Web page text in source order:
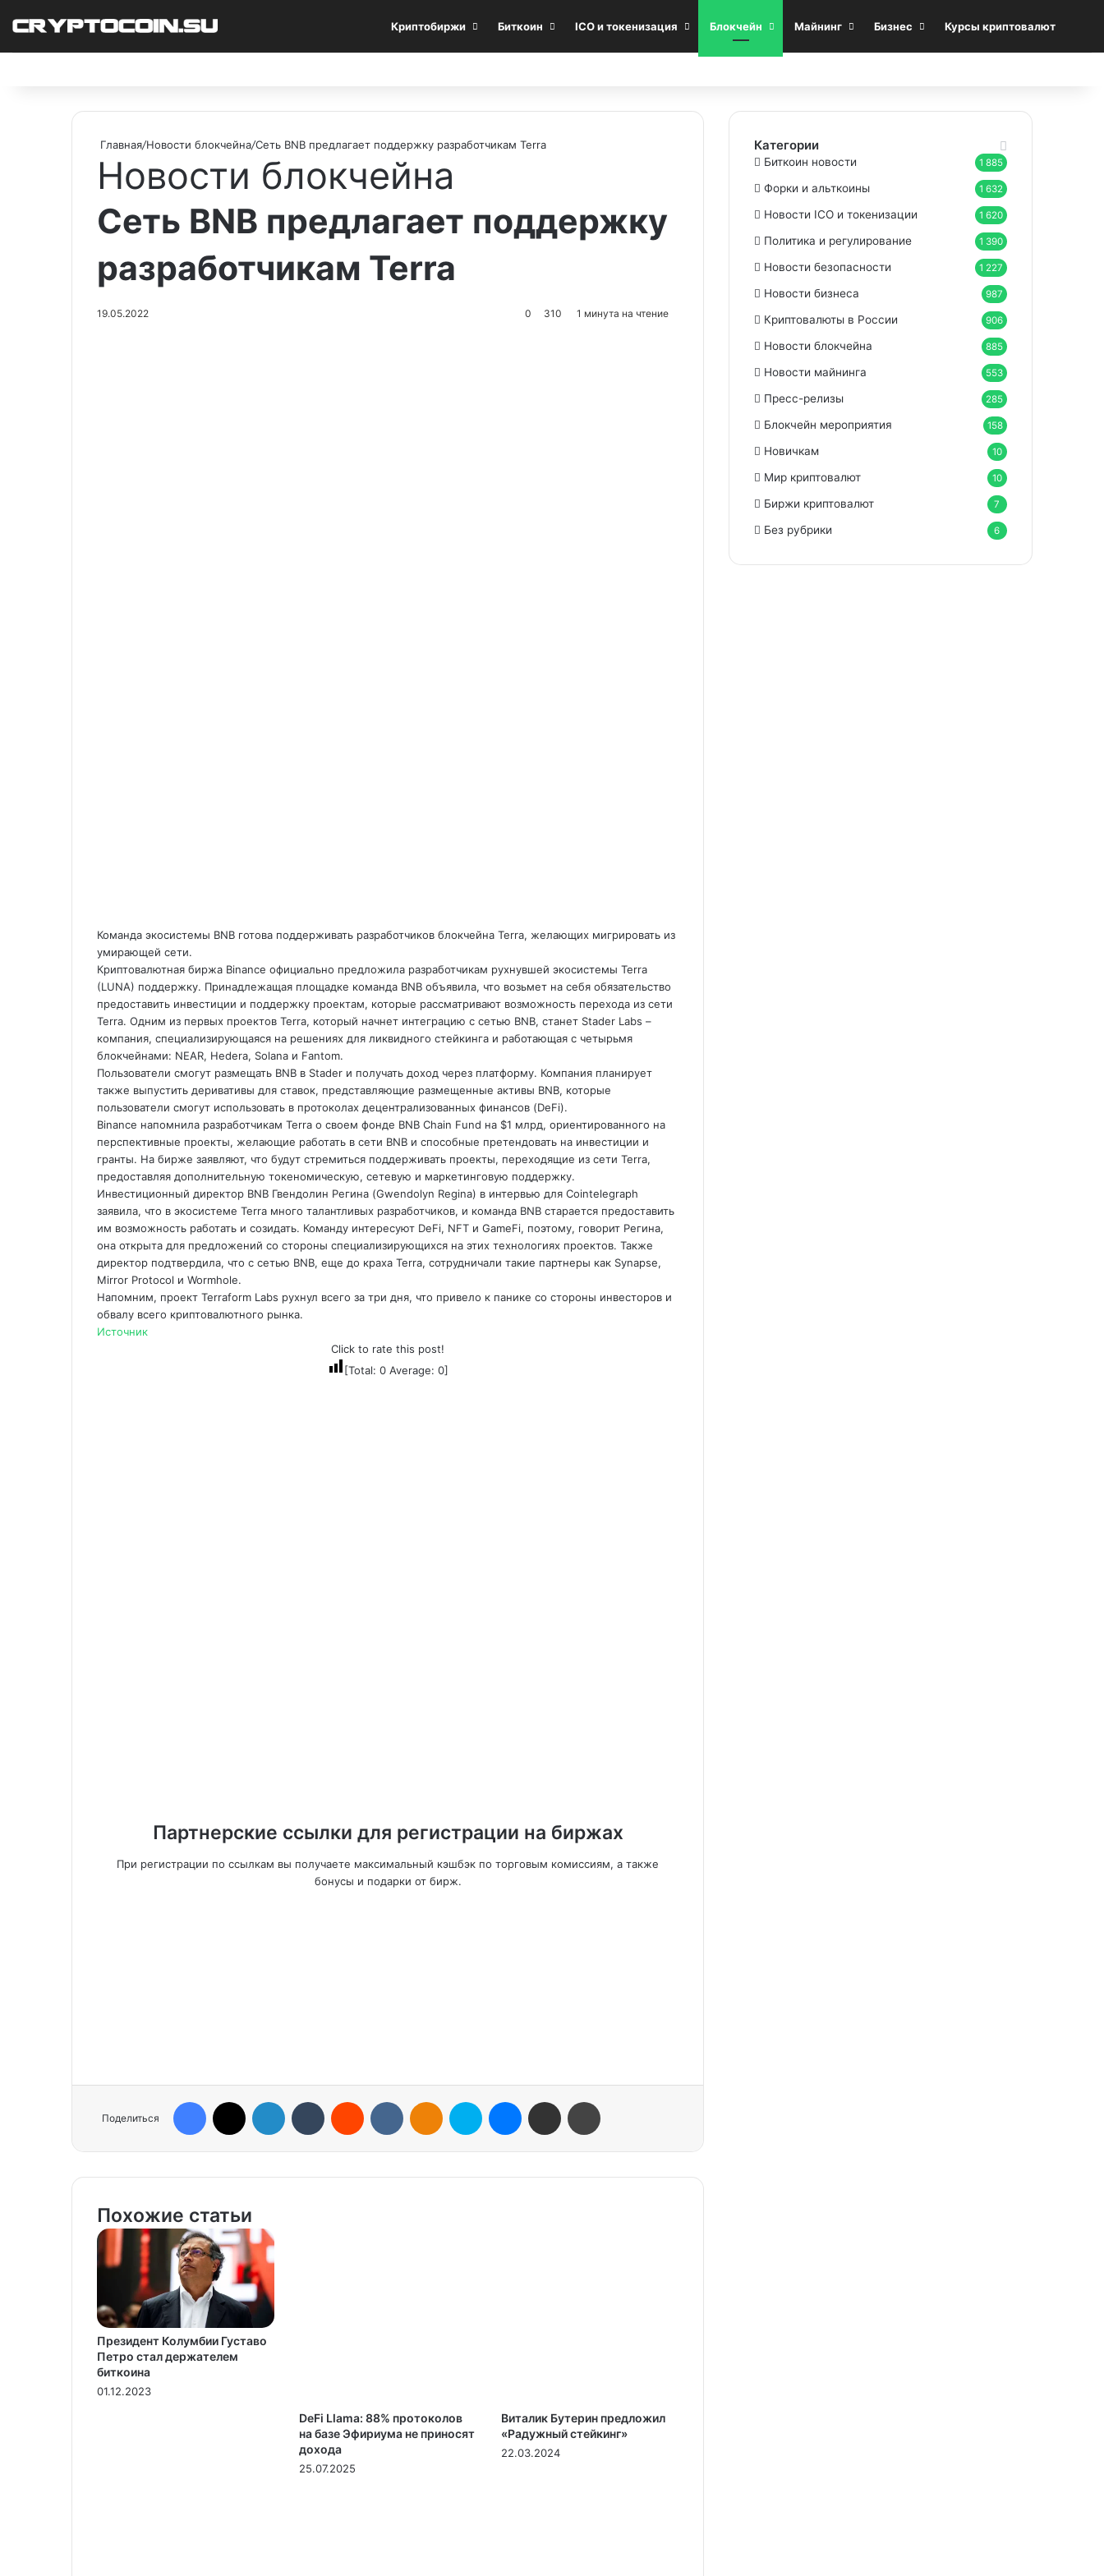
Криптобиржи Биткоин ICO и токенизация Блокчейн Майнинг Бизнес Курсы криптовалют
Главная/Новости блокчейна/Сеть BNB предлагает поддержку разработчикам Terra
Новости блокчейна
Сеть BNB предлагает поддержку
разработчикам Terra
19.05.2022 0 310 1 минута на чтение
Команда экосистемы BNB готова поддерживать разработчиков блокчейна Terra, желающих мигрировать из
умирающей сети.
Криптовалютная биржа Binance официально предложила разработчикам рухнувшей экосистемы Terra
(LUNA) поддержку. Принадлежащая площадке команда BNB объявила, что возьмет на себя обязательство
предоставить инвестиции и поддержку проектам, которые рассматривают возможность перехода из сети
Terra. Одним из первых проектов Terra, который начнет интеграцию с сетью BNB, станет Stader Labs –
компания, специализирующаяся на решениях для ликвидного стейкинга и работающая с четырьмя
блокчейнами: NEAR, Hedera, Solana и Fantom.
Пользователи смогут размещать BNB в Stader и получать доход через платформу. Компания планирует
также выпустить деривативы для ставок, представляющие размещенные активы BNB, которые
пользователи смогут использовать в протоколах децентрализованных финансов (DeFi).
Binance напомнила разработчикам Terra о своем фонде BNB Chain Fund на $1 млрд, ориентированного на
перспективные проекты, желающие работать в сети BNB и способные претендовать на инвестиции и
гранты. На бирже заявляют, что будут стремиться поддерживать проекты, переходящие из сети Terra,
предоставляя дополнительную токеномическую, сетевую и маркетинговую поддержку.
Инвестиционный директор BNB Гвендолин Регина (Gwendolyn Regina) в интервью для Cointelegraph
заявила, что в экосистеме Terra много талантливых разработчиков, и команда BNB старается предоставить
им возможность работать и созидать. Команду интересуют DeFi, NFT и GameFi, поэтому, говорит Регина,
она открыта для предложений со стороны специализирующихся на этих технологиях проектов. Также
директор подтвердила, что с сетью BNB, еще до краха Terra, сотрудничали такие партнеры как Synapse,
Mirror Protocol и Wormhole.
Напомним, проект Terraform Labs рухнул всего за три дня, что привело к панике со стороны инвесторов и
обвалу всего криптовалютного рынка.
Источник
Click to rate this post!
[Total: 0Average: 0]
Партнерские ссылки для регистрации на биржах
При регистрации по ссылкам вы получаете максимальный кэшбэк по торговым комиссиям, а также
бонусы и подарки от бирж.
Поделиться
Похожие статьи
Президент Колумбии Густаво
Петро стал держателем
биткоина
01.12.2023
DeFi Llama: 88% протоколов
на базе Эфириума не приносят
дохода
25.07.2025
Виталик Бутерин предложил
«Радужный стейкинг»
22.03.2024
Категории
Биткоин новости 1 885
Форки и альткоины 1 632
Новости ICO и токенизации 1 620
Политика и регулирование 1 390
Новости безопасности 1 227
Новости бизнеса 987
Криптовалюты в России 906
Новости блокчейна 885
Новости майнинга 553
Пресс-релизы 285
Блокчейн мероприятия 158
Новичкам 10
Мир криптовалют 10
Биржи криптовалют 7
Без рубрики 6